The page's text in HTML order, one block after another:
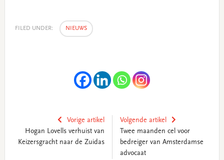
FILED UNDER: NIEUWS
Vorige artikel
Hogan Lovells verhuist van
Keizersgracht naar de Zuidas
Volgende artikel
Twee maanden cel voor
bedreiger van Amsterdamse
advocaat